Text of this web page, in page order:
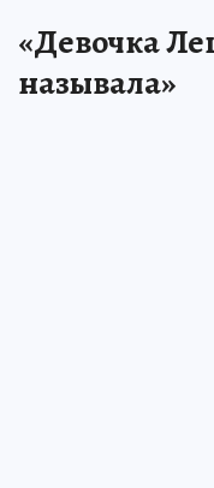
«Девочка
называла»